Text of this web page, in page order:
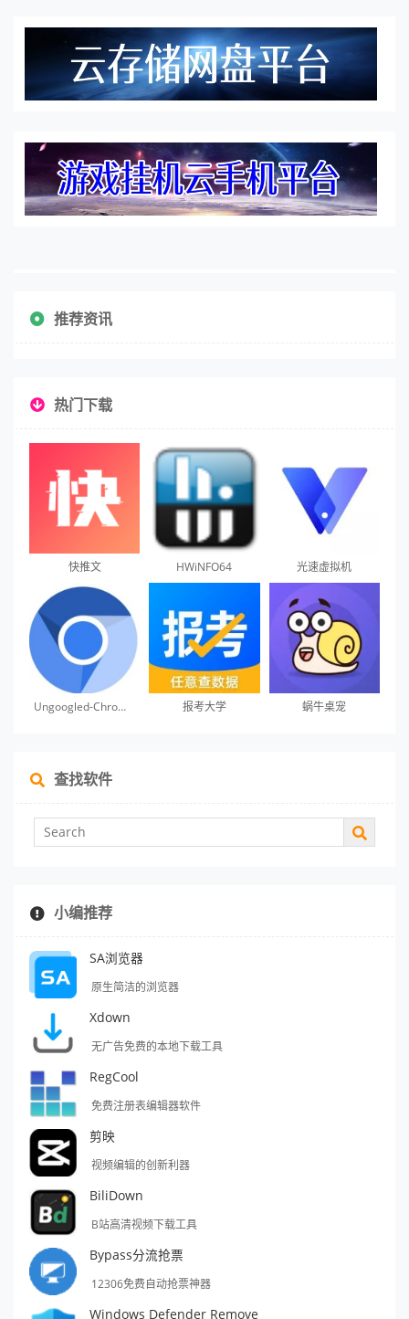
迎接暑假到来，一千多万大学生即将找工作的情况，小编特
地收集了这些APP，平台中的岗位都是真实有效的，求职的
用户只需要及时投递简历沟通面试时间即可。平台都是可以
筛选要求去找工作的，而你的简历和技能能力就是敲门砖，
台。用户可以将文件上传到云端服务器，随时随地通过网络
访问和管理这些文件，也可以与他人分享文件，实现文件的
共享和协作。知名的平台有百度网盘、阿里云盘、微云等
等，用户可以利用网盘平台更便捷的完成一些传输协作任
持多开，让你轻松完成多个账号的游戏任务，获取超多奖
励，用于其他APP当中完成任务也是可以的。
推荐资讯
热门下载
快推文 HWiNFO64 光速虚拟机
Ungoogled-Chromium 报考大学 蜗牛桌宠
查找软件
小编推荐
SA浏览器
原生简洁的浏览器
Xdown
无广告免费的本地下载工具
RegCool
免费注册表编辑器软件
剪映
视频编辑的创新利器
BiliDown
B站高清视频下载工具
Bypass分流抢票
12306免费自动抢票神器
Windows Defender Remove